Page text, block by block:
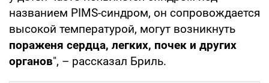
названием PIMS-синдром, он сопровождается
высокой температурой, могут возникнуть
пораженя сердца, легких, почек и других
органов", – рассказал Бриль.